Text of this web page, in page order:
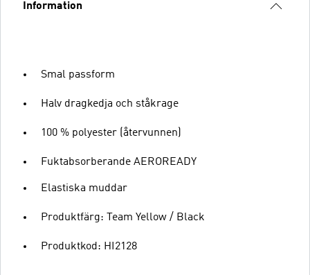
Information
Smal passform
Halv dragkedja och ståkrage
100 % polyester (återvunnen)
Fuktabsorberande AEROREADY
Elastiska muddar
Produktfärg: Team Yellow / Black
Produktkod: HI2128